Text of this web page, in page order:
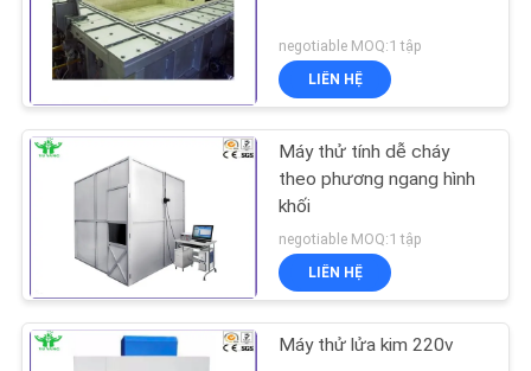
negotiable MOQ:1 tập
LIÊN HỆ
Máy thử tính dễ cháy
theo phương ngang hình
khối
negotiable MOQ:1 tập
LIÊN HỆ
Máy thử lửa kim 220v